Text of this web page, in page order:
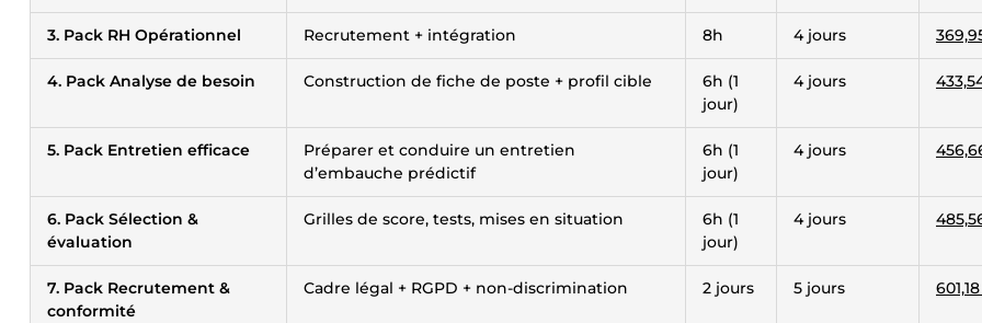
3. Pack RH Opérationnel Recrutement + intégration 8h 4 jours
4. Pack Analyse de besoin Construction de fiche de poste + profil cible
6h (1
jour)
4 jours
5. Pack Entretien efficace
Préparer et conduire un entretien
d’embauche prédictif
6h (1
jour)
4 jours
6. Pack Sélection &
évaluation
Grilles de score, tests, mises en situation
6h (1
jour)
4 jours
7. Pack Recrutement &
conformité
Cadre légal + RGPD + non-discrimination 2 jours 5 jours